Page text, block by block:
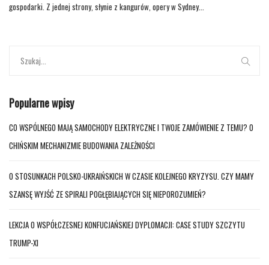
gospodarki. Z jednej strony, słynie z kangurów, opery w Sydney...
Popularne wpisy
CO WSPÓLNEGO MAJĄ SAMOCHODY ELEKTRYCZNE I TWOJE ZAMÓWIENIE Z TEMU? O
CHIŃSKIM MECHANIZMIE BUDOWANIA ZALEŻNOŚCI
O STOSUNKACH POLSKO-UKRAIŃSKICH W CZASIE KOLEJNEGO KRYZYSU. CZY MAMY
SZANSĘ WYJŚĆ ZE SPIRALI POGŁĘBIAJĄCYCH SIĘ NIEPOROZUMIEŃ?
LEKCJA O WSPÓŁCZESNEJ KONFUCJAŃSKIEJ DYPLOMACJI: CASE STUDY SZCZYTU
TRUMP-XI